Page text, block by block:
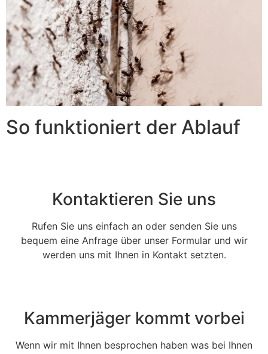
So funktioniert der Ablauf
Kontaktieren Sie uns
Rufen Sie uns einfach an oder senden Sie uns
bequem eine Anfrage über unser Formular und wir
werden uns mit Ihnen in Kontakt setzten.
Kammerjäger kommt vorbei
Wenn wir mit Ihnen besprochen haben was bei Ihnen